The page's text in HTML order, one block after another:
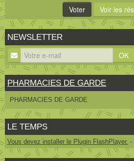
NEWSLETTER
OK
PHARMACIES DE GARDE
PHARMACIES DE GARDE
LE TEMPS
Vous devez installer le Plugin FlashPlayer. -